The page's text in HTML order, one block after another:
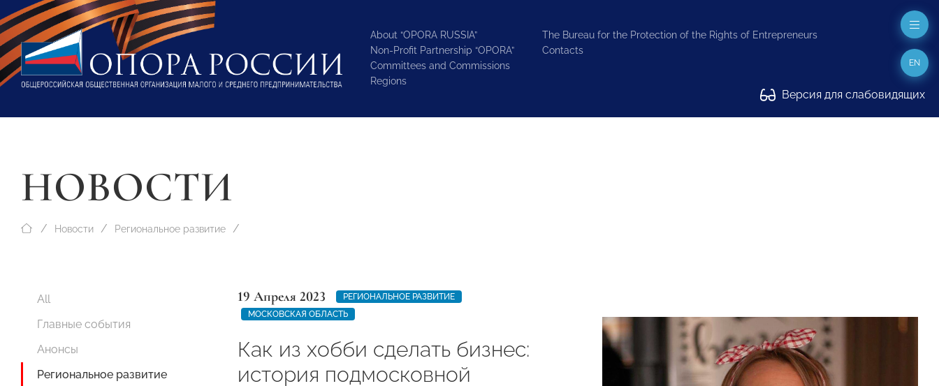
About “OPORA RUSSIA”
Non-Profit Partnership “OPORA”
Committees and Commissions
Regions
The Bureau for the Protection of the Rights of Entrepreneurs
Contacts
Версия для слабовидящих
EN
НОВОСТИ
Новости Региональное развитие
All
Главные события
Анонсы
Региональное развитие
19 Апреля 2023
РЕГИОНАЛЬНОЕ РАЗВИТИЕ
МОСКОВСКАЯ ОБЛАСТЬ
Как из хобби сделать бизнес:
история подмосковной